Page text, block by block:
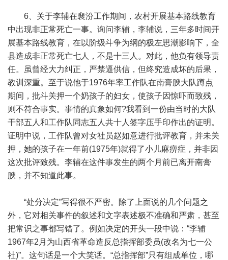
6、关于李辅在襄汾工作期间，农村开展基本路线教育
中出现非正常死亡一事。询问李辅，李辅说，三年多时间开
展基本路线教育，在以阶级斗争为纲的极左思潮影响下，全
县造成非正常死亡七人，不是十三人。对此，他负有领导责
任。虽曾经大力纠正，严禁逼供信，但终究造成坏的后果，
教训深重。至于说他于1976年率工作队在南膏腴大队蹲点
期间，批斗关押一个奶孩子的妇女，使孩子因惊吓而致残，
则不符合事实。事情的真象如何?我看到一份由当时的大队
干部五人和工作队同志五人共十人签字压手印作出的证明。
证明中说，工作队曾对女社员赵如意进行批评教育，并未关
押，她的孩子在一年前(1975年)就得了小儿麻痹症，并非因
这次批评致残。李辅在这件事发生的两个月前已离开南膏
腴，并不知道此事。
“处分决定”写得很不严密。除了上面说的几个问题之
外，它对相关事件的叙述和文字表述极不准确和严肃，甚至
把常识之事都写错了。例如决定的开头一段中说：“李辅
1967年2月为山西省革命造反总指挥部委员(改名为七一公
社)”。这句话是一个大笑话。“总指挥部”只有组成单位，哪